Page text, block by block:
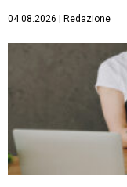
04.08.2026 Redazione